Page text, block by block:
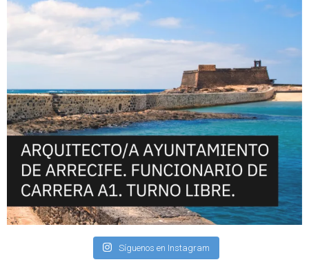
Síguenos en Instagram